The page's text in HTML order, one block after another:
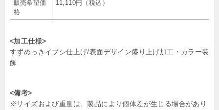
販売希望価
格
11,110円（税込）
<加工仕様>
すずめっきイブシ仕上げ/表面デザイン盛り上げ加工・カラー装
飾
<備考>
※サイズおよび重量は、製品により個体差が生じる場合があり